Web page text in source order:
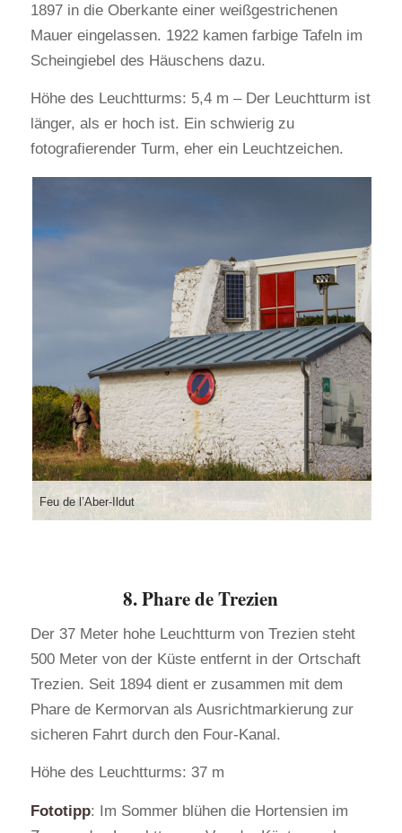
1897 in die Oberkante einer weißgestrichenen
Mauer eingelassen. 1922 kamen farbige Tafeln im
Scheingiebel des Häuschens dazu.
Höhe des Leuchtturms: 5,4 m – Der Leuchtturm ist
länger, als er hoch ist. Ein schwierig zu
fotografierender Turm, eher ein Leuchtzeichen.
Feu de l’Aber-Ildut
8. Phare de Trezien
Der 37 Meter hohe Leuchtturm von Trezien steht
500 Meter von der Küste entfernt in der Ortschaft
Trezien. Seit 1894 dient er zusammen mit dem
Phare de Kermorvan als Ausrichtmarkierung zur
sicheren Fahrt durch den Four-Kanal.
Höhe des Leuchtturms: 37 m
Fototipp: Im Sommer blühen die Hortensien im